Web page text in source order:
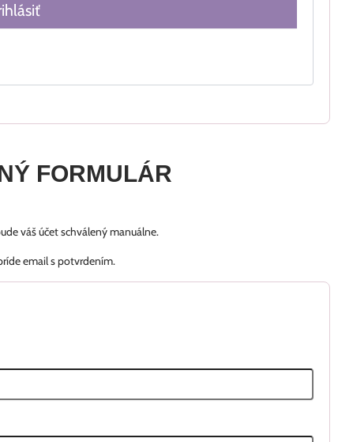
FORMULÁR
váš účet schválený manuálne.
email s potvrdením.